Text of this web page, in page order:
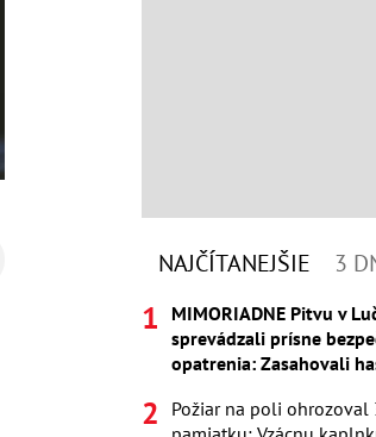
NAJČÍTANEJŠIE 3
MIMORIADNE Pitvu v
sprevádzali prísne
opatrenia: Zasahovali
Požiar na poli ohrozoval